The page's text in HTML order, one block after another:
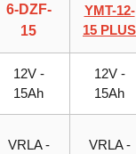
6-DZF-
15
YMT-12-
15 PLUS
12V -
15Ah
12V -
15Ah
VRLA -
VRLA -